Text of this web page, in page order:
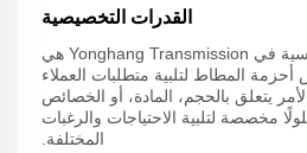
القدرات التخصيصية
إحدى نقاط قوتنا الرئيسية في Yonghang Transmission هي
المطاط لتلبية متطلبات العملاء
يتعلق بالحجم، المادة، أو الخصائص
مخصصة لتلبية الاحتياجات والرغبات
المختلفة.